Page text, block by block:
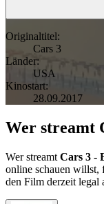
Originaltitel:
Cars 3
Länder:
USA
Kinostart:
28.09.2017
Wer streamt
Wer streamt Cars 3 -
online schauen willst,
den Film derzeit legal